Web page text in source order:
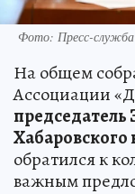
Фото: Пресс-служба
На общем
Ассоциации
обратился к
важным